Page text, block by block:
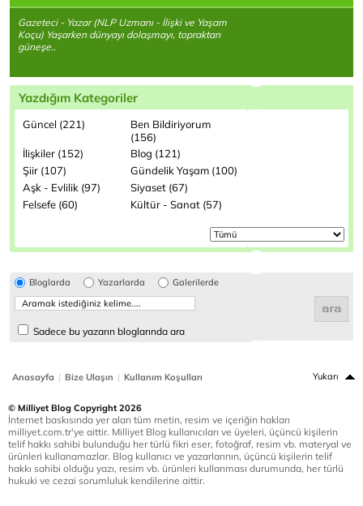
Gazeteci - Yazar (NLP Uzmanı - İlişki ve Yaşam
Koçu) Yaşarken dünyayı dolaşmayı, topraktan
güneşe..
Yazdığım Kategoriler
Güncel (221) Ben Bildiriyorum
(156)
İlişkiler (152)
Blog (121)
Şiir (107)
Gündelik Yaşam (100)
Aşk - Evlilik (97)
Siyaset (67)
Felsefe (60)
Kültür - Sanat (57)
Bloglarda Yazarlarda Galerilerde
Sadece bu yazarın bloglarında ara
Anasayfa | Bize Ulaşın | Kullanım Koşulları Yukarı
© Milliyet Blog Copyright 2026
İnternet baskısında yer alan tüm metin, resim ve içeriğin hakları
milliyet.com.tr'ye aittir. Milliyet Blog kullanıcıları ve üyeleri, üçüncü kişilerin
telif hakkı sahibi bulunduğu her türlü fikri eser, fotoğraf, resim vb. materyal ve
ürünleri kullanamazlar. Blog kullanıcı ve yazarlarının, üçüncü kişilerin telif
hakkı sahibi olduğu yazı, resim vb. ürünleri kullanması durumunda, her türlü
hukuki ve cezai sorumluluk kendilerine aittir.